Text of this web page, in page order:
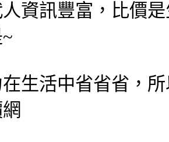
資訊豐富，比價
生活中省省省，